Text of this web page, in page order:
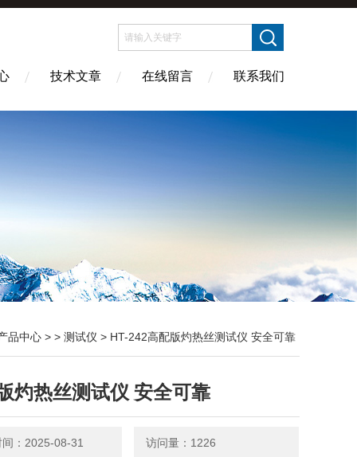
技术文章 在线留言 联系我们
品中心 > > 测试仪 > HT-242高配版灼热丝测试仪 安全可靠
灼热丝测试仪 安全可靠
：2025-08-31 访问量：1226